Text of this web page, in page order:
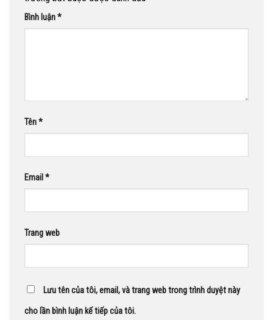
Bình luận*
Tên*
Email *
Trang web
Lưu tên của tôi, email, và trang web trong trình duyệt này
cho lần bình luận kế tiếp của tôi.